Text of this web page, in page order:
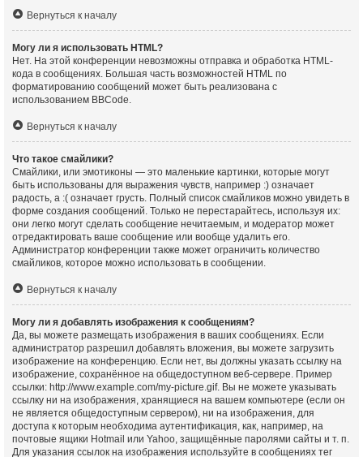
Вернуться к началу
Могу ли я использовать HTML?
Нет. На этой конференции невозможны отправка и обработка HTML-
кода в сообщениях. Большая часть возможностей HTML по
форматированию сообщений может быть реализована с
использованием BBCode.
Вернуться к началу
Что такое смайлики?
Смайлики, или эмотиконы — это маленькие картинки, которые могут
быть использованы для выражения чувств, например :) означает
радость, а :( означает грусть. Полный список смайликов можно увидеть в
форме создания сообщений. Только не перестарайтесь, используя их:
они легко могут сделать сообщение нечитаемым, и модератор может
отредактировать ваше сообщение или вообще удалить его.
Администратор конференции также может ограничить количество
смайликов, которое можно использовать в сообщении.
Вернуться к началу
Могу ли я добавлять изображения к сообщениям?
Да, вы можете размещать изображения в ваших сообщениях. Если
администратор разрешил добавлять вложения, вы можете загрузить
изображение на конференцию. Если нет, вы должны указать ссылку на
изображение, сохранённое на общедоступном веб-сервере. Пример
ссылки: http://www.example.com/my-picture.gif. Вы не можете указывать
ссылку ни на изображения, хранящиеся на вашем компьютере (если он
не является общедоступным сервером), ни на изображения, для
доступа к которым необходима аутентификация, как, например, на
почтовые ящики Hotmail или Yahoo, защищённые паролями сайты и т. п.
Для указания ссылок на изображения используйте в сообщениях тег